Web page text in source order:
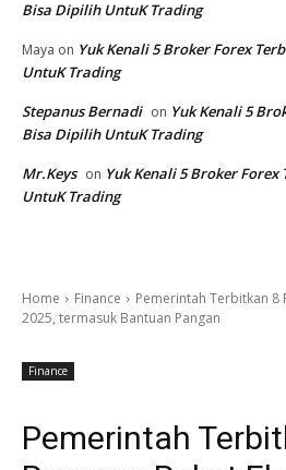
Bisa Dipilih UntuK Trading
Maya on Yuk Kenali 5 Broker Forex
UntuK Trading
Stepanus Bernadi on Yuk Kenali 5
Bisa Dipilih UntuK Trading
Mr.Keys on Yuk Kenali 5 Broker
UntuK Trading